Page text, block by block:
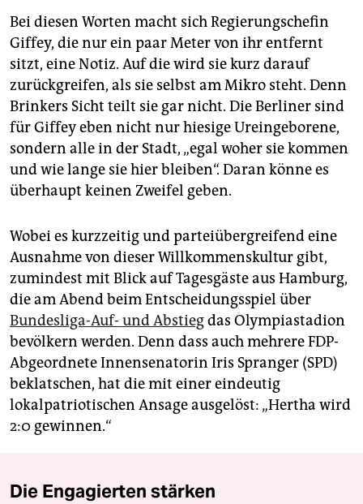
Bei diesen Worten macht sich Regierungschefin
Giffey, die nur ein paar Meter von ihr entfernt
sitzt, eine Notiz. Auf die wird sie kurz darauf
zurückgreifen, als sie selbst am Mikro steht. Denn
Brinkers Sicht teilt sie gar nicht. Die Berliner sind
für Giffey eben nicht nur hiesige Ureingeborene,
sondern alle in der Stadt, „egal woher sie kommen
und wie lange sie hier bleiben“. Daran könne es
überhaupt keinen Zweifel geben.
Wobei es kurzzeitig und parteiübergreifend eine
Ausnahme von dieser Willkommenskultur gibt,
zumindest mit Blick auf Tagesgäste aus Hamburg,
die am Abend beim Entscheidungsspiel über
Bundesliga-Auf- und Abstiegdas Olympiastadion
bevölkern werden. Denn dass auch mehrere FDP-
Abgeordnete Innensenatorin Iris Spranger (SPD)
beklatschen, hat die mit einer eindeutig
lokalpatriotischen Ansage ausgelöst: „Hertha wird
2:0 gewinnen.“
Die Engagierten stärken